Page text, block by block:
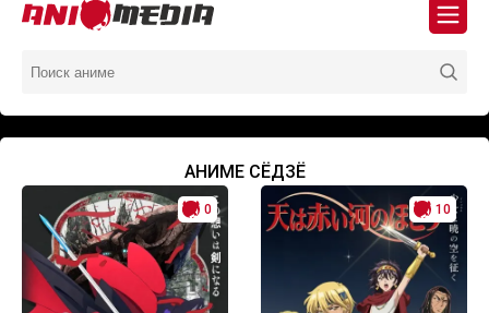
АНИМЕ СЁДЗЁ
0 10